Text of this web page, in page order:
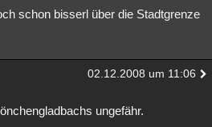
Technologie Ufologie
schon bisserl über die Stadtgrenze
02.12.2008 um 11:06
ungefähr.